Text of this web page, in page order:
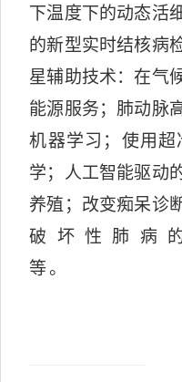
下温度下的动态活
的新型实时结核病
星辅助技术：在气
能源服务；肺动脉
机器学习；使用
学；人工智能驱动
养殖；改变痴呆诊
破坏性肺病
等。